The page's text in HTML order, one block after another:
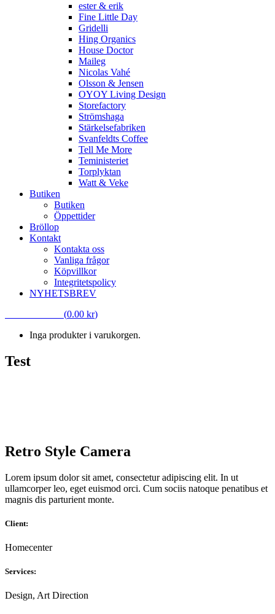
ester & erik
Fine Little Day
Gridelli
Hing Organics
House Doctor
Maileg
Nicolas Vahé
Olsson & Jensen
OYOY Living Design
Storefactory
Strömshaga
Stärkelsefabriken
Svanfeldts Coffee
Tell Me More
Teministeriet
Torplyktan
Watt & Veke
Butiken
Butiken
Öppettider
Bröllop
Kontakt
Kontakta oss
Vanliga frågor
Köpvillkor
Integritetspolicy
NYHETSBREV
(0.00 kr)
Inga produkter i varukorgen.
Test
Retro Style Camera
Lorem ipsum dolor sit amet, consectetur adipiscing elit. In ut
ullamcorper leo, eget euismod orci. Cum sociis natoque penatibus et
magnis dis parturient monte.
Client:
Homecenter
Services:
Design, Art Direction